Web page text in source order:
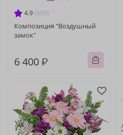
4.9 (699)
Композиция "Воздушный
замок"
6 400 ₽